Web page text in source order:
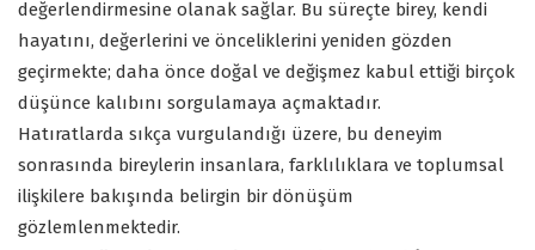
değerlendirmesine olanak sağlar. Bu süreçte birey, kendi
hayatını, değerlerini ve önceliklerini yeniden gözden
geçirmekte; daha önce doğal ve değişmez kabul ettiği birçok
düşünce kalıbını sorgulamaya açmaktadır.
Hatıratlarda sıkça vurgulandığı üzere, bu deneyim
sonrasında bireylerin insanlara, farklılıklara ve toplumsal
ilişkilere bakışında belirgin bir dönüşüm
gözlemlenmektedir.